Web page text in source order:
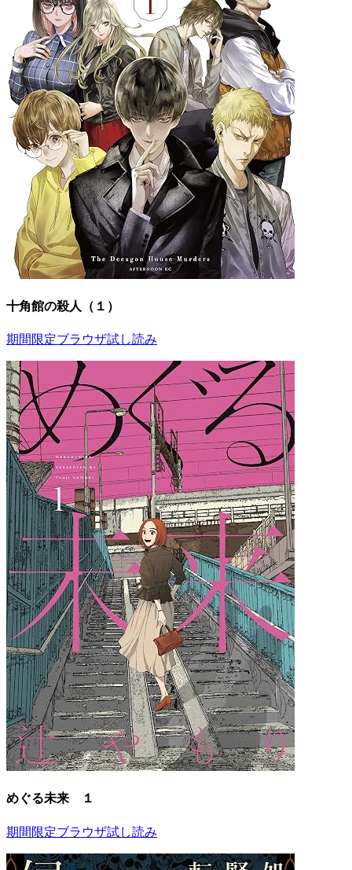
十角館の殺人（１）
期間限定ブラウザ試し読み
めぐる未来 １
期間限定ブラウザ試し読み